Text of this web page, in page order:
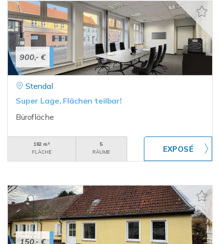
900,- €
Stendal
Super Lage, Flächen teilbar!
Bürofläche
182 m²
FLÄCHE
5
RÄUME
150,- €